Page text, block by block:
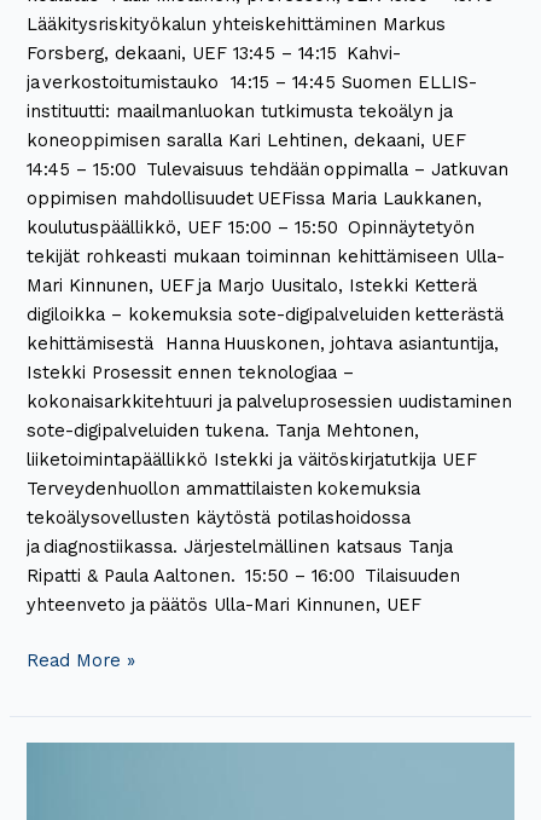
Lääkitysriskityökalun yhteiskehittäminen​ Markus
Forsberg, dekaani, UEF 13:45 – 14:15 ​ Kahvi-
ja verkostoitumistauko​ ​ 14:15 – 14:45​ Suomen ELLIS-
instituutti: maailmanluokan tutkimusta tekoälyn ja
koneoppimisen saralla Kari Lehtinen, dekaani, UEF
14:45 – 15:00 ​ Tulevaisuus tehdään oppimalla – Jatkuvan
oppimisen mahdollisuudet UEFissa​ Maria Laukkanen,
koulutuspäällikkö, UEF 15:00 – 15:50 ​ Opinnäytetyön
tekijät rohkeasti mukaan toiminnan kehittämiseen Ulla-
Mari Kinnunen, UEF ja Marjo Uusitalo, Istekki​ Ketterä
digiloikka – kokemuksia sote-digipalveluiden ketterästä
kehittämisestä Hanna Huuskonen, johtava asiantuntija,
Istekki Prosessit ennen teknologiaa –
kokonaisarkkitehtuuri ja palveluprosessien uudistaminen
sote-digipalveluiden tukena​. Tanja Mehtonen,
liiketoimintapäällikkö Istekki ja väitöskirjatutkija UEF
Terveydenhuollon ammattilaisten kokemuksia
tekoälysovellusten käytöstä potilashoidossa
ja diagnostiikassa. Järjestelmällinen katsaus Tanja
Ripatti & Paula Aaltonen. ​ 15:50 – 16:00 ​ Tilaisuuden
yhteenveto ja päätös​ Ulla-Mari Kinnunen, UEF​
Read More »